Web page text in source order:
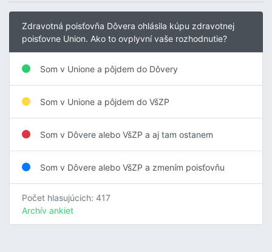
Zdravotná poisťovňa Dôvera ohlásila kúpu zdravotnej
poisťovne Union. Ako to ovplyvní vaše rozhodnutie?
Som v Unione a pôjdem do Dôvery
Som v Unione a pôjdem do VšZP
Som v Dôvere alebo VšZP a aj tam ostanem
Som v Dôvere alebo VšZP a zmením poisťovňu
Počet hlasujúcich: 417
Archív ankiet